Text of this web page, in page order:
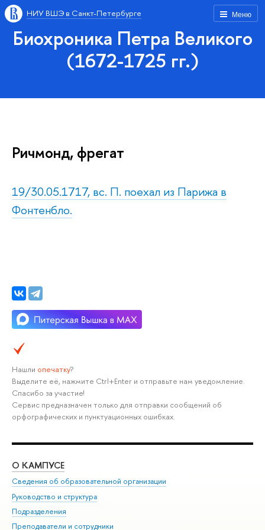
Меню
НИУ ВШЭ в Санкт-Петербурге
Биохроника Петра Великого
(1672-1725 гг.)
Ричмонд, фрегат
19/30.05.1717, вс. П. поехал из Парижа в
Фонтенбло.
Нашли опечатку?
Выделите её, нажмите Ctrl+Enter и отправьте нам уведомление.
Спасибо за участие!
Сервис предназначен только для отправки сообщений об
орфографических и пунктуационных ошибках.
О КАМПУСЕ
Сведения об образовательной организации
Руководство и структура
Подразделения
Преподаватели и сотрудники